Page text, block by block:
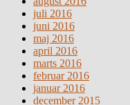
juli 2016
juni 2016
maj 2016
april 2016
marts 2016
februar 2016
januar 2016
december 2015